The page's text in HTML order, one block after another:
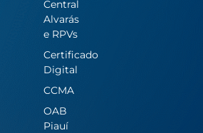
Central
Alvarás
e RPVs
Certificado
Digital
CCMA
OAB
Piauí